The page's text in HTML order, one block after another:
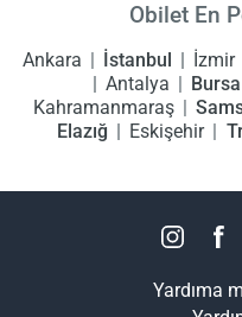
Obilet En
Ankara İstanbul İzmir
Antalya
Bursa
Kahramanmaraş
Elazığ
Eskişehir
Yardıma